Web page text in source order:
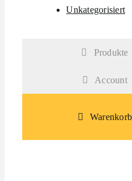
Unkategorisiert
Produkte
Account
Warenkorb